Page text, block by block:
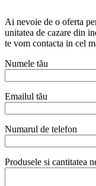
Ai nevoie de o oferta
unitatea de cazare din
te vom contacta in cel
Numele tău
Emailul tău
Numarul de telefon
Produsele si cantitatea